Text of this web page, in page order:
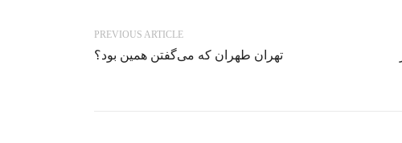
PREVIOUS ARTICLE
تهران طهران که می‌گفتن همین بود؟